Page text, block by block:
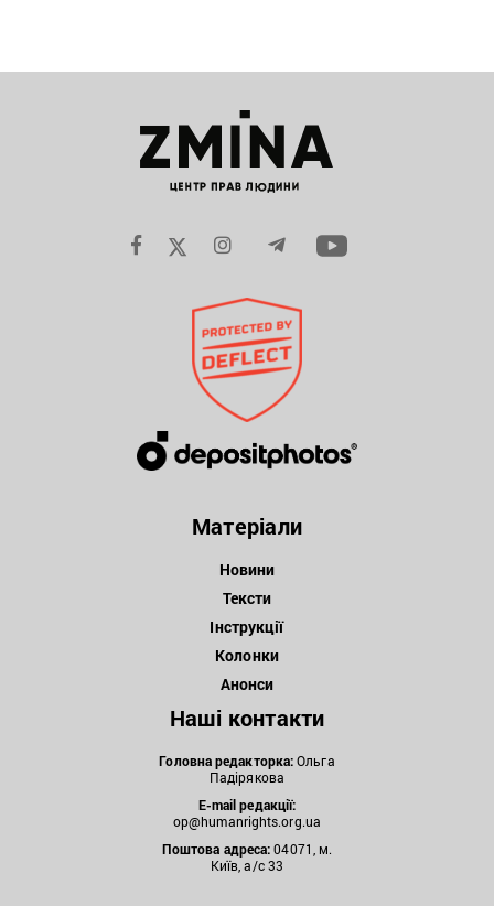
Матеріали
Новини
Тексти
Інструкції
Колонки
Анонси
Наші контакти
Головна редакторка:Ольга
Падірякова
E-mail редакції:
op@humanrights.org.ua
Поштова адреса:04071, м.
Київ, а/с 33